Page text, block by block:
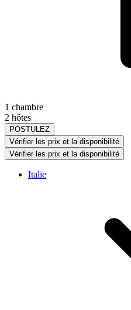
1 chambre
2 hôtes
POSTULEZ
Vérifier les prix et la disponibilité
Vérifier les prix et la disponibilité
Italie